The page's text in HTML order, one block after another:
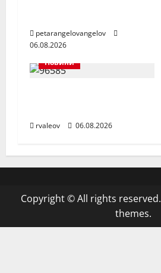
petarangelovangelov
06.08.2026
Новини
rvaleov 06.08.2026
Copyright © All rights reserved.
themes.